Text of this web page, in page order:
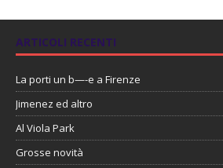
ARTICOLI RECENTI
La porti un b—-e a Firenze
Jimenez ed altro
Al Viola Park
Grosse novità